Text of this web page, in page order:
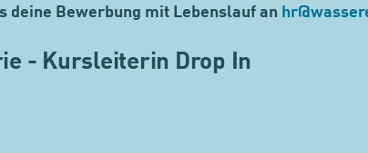
deine Bewerbung mit Lebenslauf an hr@
- Kursleiterin Drop In